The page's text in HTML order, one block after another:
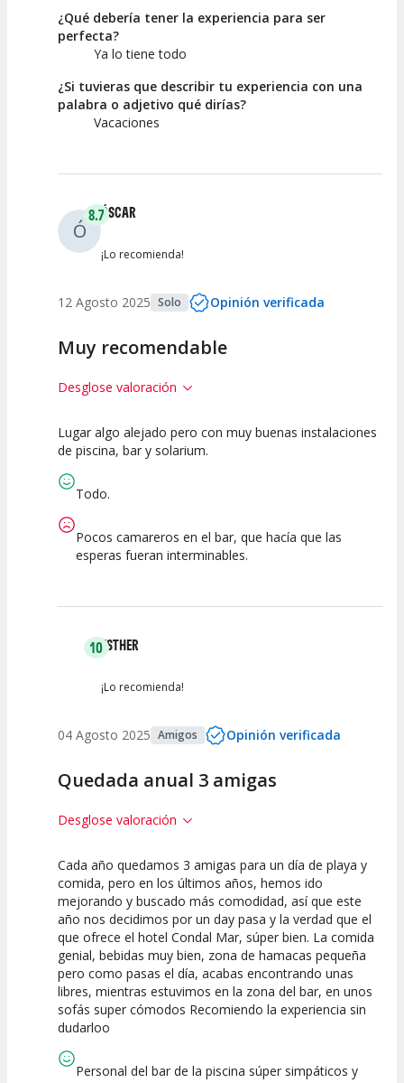
¿Qué debería tener la experiencia para ser
perfecta?
Ya lo tiene todo
¿Si tuvieras que describir tu experiencia con una
palabra o adjetivo qué dirías?
Vacaciones
Ó
8.7ÓSCAR
¡Lo recomienda!
12 Agosto 2025 Solo Opinión verificada
Muy recomendable
Desglose valoración
10
Actividad
7.5
Lugar algo alejado pero con muy buenas instalaciones
de piscina, bar y solarium.
Todo.
Pocos camareros en el bar, que hacía que las
esperas fueran interminables.
10ESTHER
¡Lo recomienda!
04 Agosto 2025 Amigos Opinión verificada
Quedada anual 3 amigas
Desglose valoración
10
Calidad de la
Actividad
10
Atención del
Personal /
Guia
Cada año quedamos 3 amigas para un día de playa y
comida, pero en los últimos años, hemos ido
mejorando y buscado más comodidad, así que este
año nos decidimos por un day pasa y la verdad que el
que ofrece el hotel Condal Mar, súper bien. La comida
genial, bebidas muy bien, zona de hamacas pequeña
pero como pasas el día, acabas encontrando unas
libres, mientras estuvimos en la zona del bar, en unos
sofás super cómodos Recomiendo la experiencia sin
dudarloo
Personal del bar de la piscina súper simpáticos y